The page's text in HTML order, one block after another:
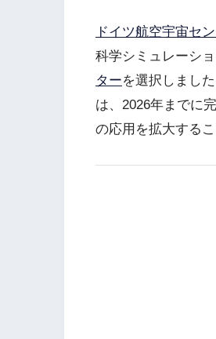
ドイツ航空宇宙セ
科学シミュレーシ
ターを選択しまし
は、2026年までに
の応用を拡大する